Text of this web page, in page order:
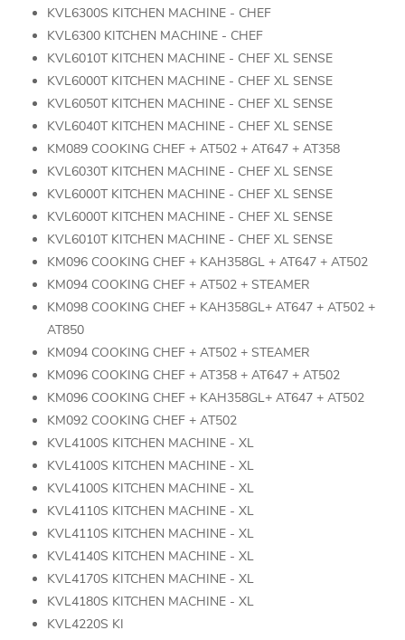
KVL6300S KITCHEN MACHINE - CHEF
KVL6300 KITCHEN MACHINE - CHEF
KVL6010T KITCHEN MACHINE - CHEF XL SENSE
KVL6000T KITCHEN MACHINE - CHEF XL SENSE
KVL6050T KITCHEN MACHINE - CHEF XL SENSE
KVL6040T KITCHEN MACHINE - CHEF XL SENSE
KM089 COOKING CHEF + AT502 + AT647 + AT358
KVL6030T KITCHEN MACHINE - CHEF XL SENSE
KVL6000T KITCHEN MACHINE - CHEF XL SENSE
KVL6000T KITCHEN MACHINE - CHEF XL SENSE
KVL6010T KITCHEN MACHINE - CHEF XL SENSE
KM096 COOKING CHEF + KAH358GL + AT647 + AT502
KM094 COOKING CHEF + AT502 + STEAMER
KM098 COOKING CHEF + KAH358GL+ AT647 + AT502 +
AT850
KM094 COOKING CHEF + AT502 + STEAMER
KM096 COOKING CHEF + AT358 + AT647 + AT502
KM096 COOKING CHEF + KAH358GL+ AT647 + AT502
KM092 COOKING CHEF + AT502
KVL4100S KITCHEN MACHINE - XL
KVL4100S KITCHEN MACHINE - XL
KVL4100S KITCHEN MACHINE - XL
KVL4110S KITCHEN MACHINE - XL
KVL4110S KITCHEN MACHINE - XL
KVL4140S KITCHEN MACHINE - XL
KVL4170S KITCHEN MACHINE - XL
KVL4180S KITCHEN MACHINE - XL
KVL4220S KI